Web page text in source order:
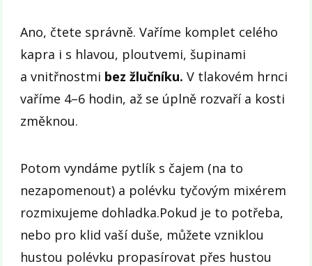
Ano, čtete správně. Vaříme komplet celého
kapra i s hlavou, ploutvemi, šupinami
a vnitřnostmi bez žlučníku. V tlakovém hrnci
vaříme 4–6 hodin, až se úplně rozvaří a kosti
změknou.
Potom vyndáme pytlík s čajem (na to
nezapomenout) a polévku tyčovým mixérem
rozmixujeme dohladka.Pokud je to potřeba,
nebo pro klid vaší duše, můžete vzniklou
hustou polévku propasírovat přes hustou